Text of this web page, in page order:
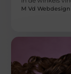
M Vd Webdesign